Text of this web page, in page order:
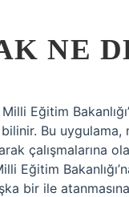
NE
Eğitim
Bu
çalışmalarına
Eğitim
bir ile